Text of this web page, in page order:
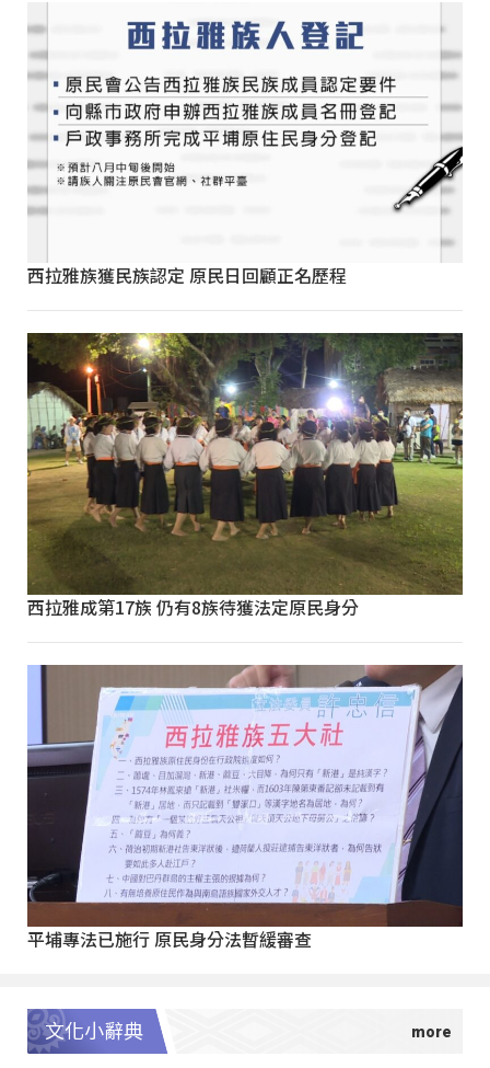
西拉雅族獲民族認定 原民日回顧正名歷程
西拉雅成第17族 仍有8族待獲法定原民身分
平埔專法已施行 原民身分法暫緩審查
文化小辭典